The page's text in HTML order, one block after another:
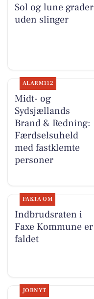
Sol og lune grader
uden slinger
ALARM112
Midt- og
Sydsjællands
Brand & Redning:
Færdselsuheld
med fastklemte
personer
FAKTA OM
Indbrudsraten i
Faxe Kommune er
faldet
JOBNYT